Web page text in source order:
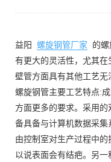
益阳 螺旋钢管厂家
的
有更大的灵活性，尤其
壁管方面具有其他工艺
螺旋钢管主要工艺特点:
方面更多的要求。采用
备具备与计算机数据采集
由控制室对生产过程中
以说表面会有结疤。另